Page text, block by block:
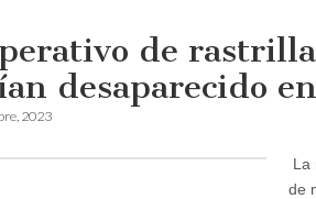
de
desaparecido
2023
La
de